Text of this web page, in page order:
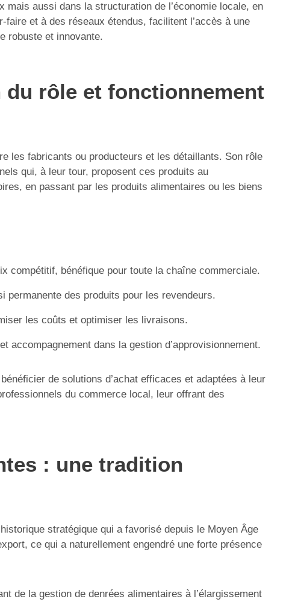
aussi dans la structuration de l’économie locale, en
et à des réseaux étendus, facilitent l’accès à une
robuste et innovante.
du rôle et fonctionnement
les fabricants ou producteurs et les détaillants. Son rôle
qui, à leur tour, proposent ces produits au
en passant par les produits alimentaires ou les biens
compétitif, bénéfique pour toute la chaîne commerciale.
permanente des produits pour les revendeurs.
les coûts et optimiser les livraisons.
accompagnement dans la gestion d’approvisionnement.
de solutions d’achat efficaces et adaptées à leur
du commerce local, leur offrant des
: une tradition
stratégique qui a favorisé depuis le Moyen Âge
ce qui a naturellement engendré une forte présence
de la gestion de denrées alimentaires à l’élargissement